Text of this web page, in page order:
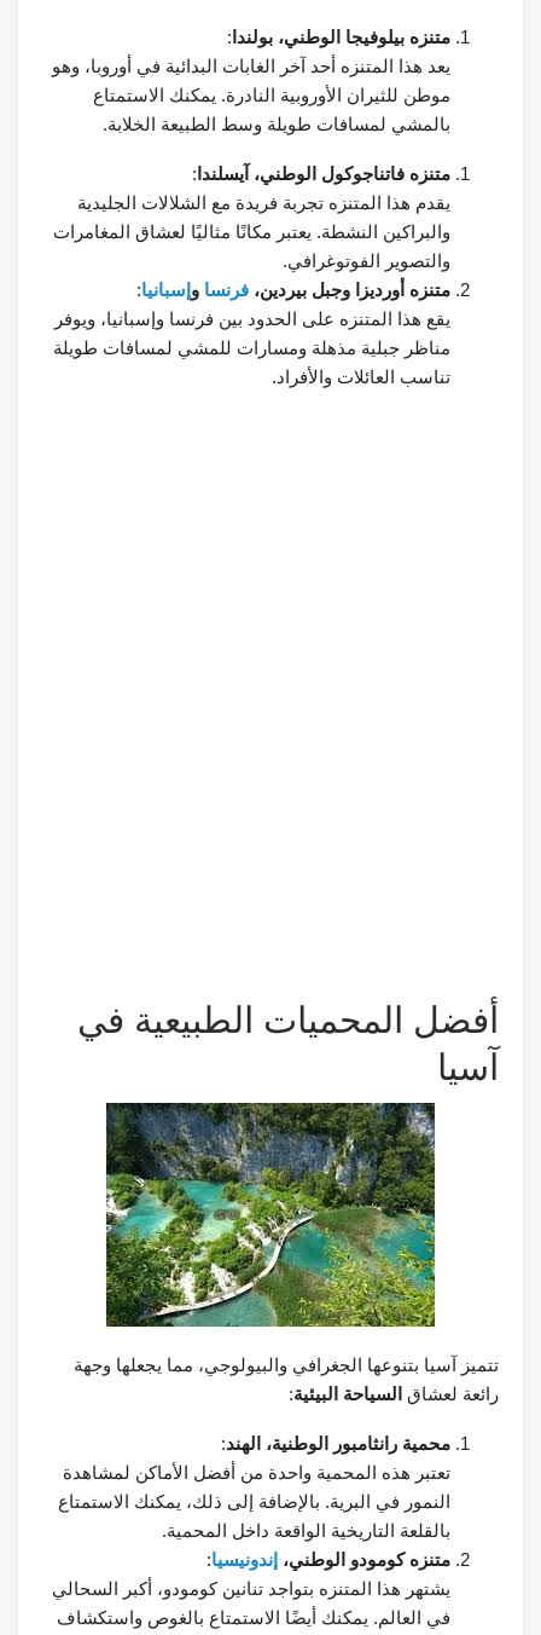
متنزه بيلوفيجا الوطني، بولندا :
يعد هذا المتنزه أحد آخر الغابات البدائية في أوروبا، وهو
موطن للثيران الأوروبية النادرة. يمكنك الاستمتاع
بالمشي لمسافات طويلة وسط الطبيعة الخلابة.
متنزه فاتناجوكول الوطني، آيسلندا :
يقدم هذا المتنزه تجربة فريدة مع الشلالات الجليدية
والبراكين النشطة. يعتبر مكانًا مثاليًا لعشاق المغامرات
والتصوير الفوتوغرافي.
متنزه أورديزا وجبل بيردين، فرنسا و إسبانيا:
يقع هذا المتنزه على الحدود بين فرنسا وإسبانيا، ويوفر
مناظر جبلية مذهلة ومسارات للمشي لمسافات طويلة
تناسب العائلات والأفراد.
أفضل المحميات الطبيعية في
آسيا
تتميز آسيا بتنوعها الجغرافي والبيولوجي، مما يجعلها وجهة
رائعة لعشاق السياحة البيئية:
محمية رانثامبور الوطنية، الهند:
تعتبر هذه المحمية واحدة من أفضل الأماكن لمشاهدة
النمور في البرية. بالإضافة إلى ذلك، يمكنك الاستمتاع
بالقلعة التاريخية الواقعة داخل المحمية.
متنزه كومودو الوطني، إندونيسيا:
يشتهر هذا المتنزه بتواجد تنانين كومودو، أكبر السحالي
في العالم. يمكنك أيضًا الاستمتاع بالغوص واستكشاف